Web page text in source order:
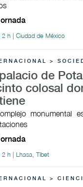
2 h | Ciudad de México
>
de
colosal
monumental
2 h | Lhasa, Tíbet
>